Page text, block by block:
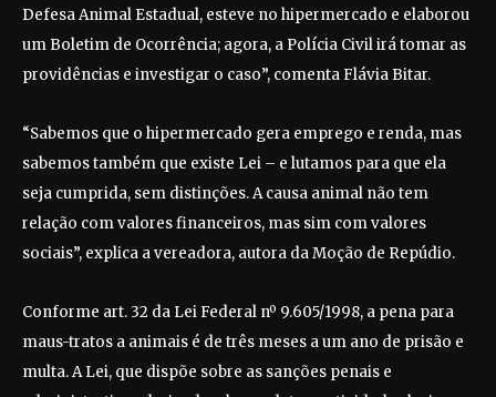
Defesa Animal Estadual, esteve no hipermercado e elaborou
um Boletim de Ocorrência; agora, a Polícia Civil irá tomar as
providências e investigar o caso”, comenta Flávia Bitar.
“Sabemos que o hipermercado gera emprego e renda, mas
sabemos também que existe Lei – e lutamos para que ela
seja cumprida, sem distinções. A causa animal não tem
relação com valores financeiros, mas sim com valores
sociais”, explica a vereadora, autora da Moção de Repúdio.
Conforme art. 32 da Lei Federal nº 9.605/1998, a pena para
maus-tratos a animais é de três meses a um ano de prisão e
multa. A Lei, que dispõe sobre as sanções penais e